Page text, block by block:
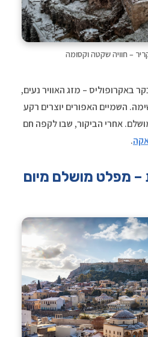
– חוויה שקטה וקסומה
באקרופוליס – מזג האוויר נעים,
השמיים האפורים יוצרים רקע
אחרי הביקור, שבו לקפה חם
.
– מפלט מושלם מיום